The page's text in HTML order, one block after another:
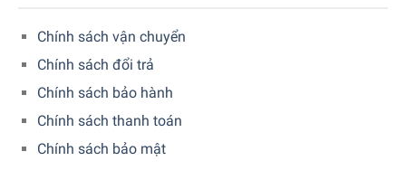
Chính sách vận chuyển
Chính sách đổi trả
Chính sách bảo hành
Chính sách thanh toán
Chính sách bảo mật